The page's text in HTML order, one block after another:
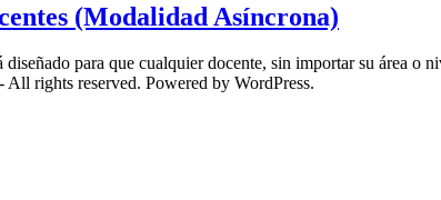
(Modalidad Asíncrona)
diseñado para que cualquier docente, sin importar su área
rights reserved. Powered by WordPress.